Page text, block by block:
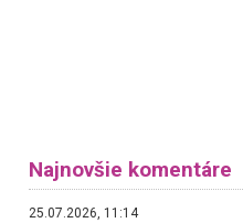
Najnovšie komentáre
25.07.2026, 11:14